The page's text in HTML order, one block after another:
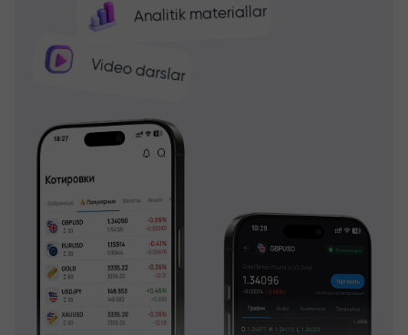
Analitik materiallar
Video darslar